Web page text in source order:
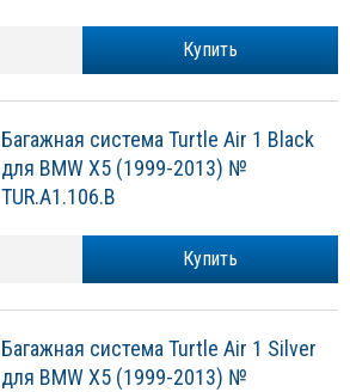
Купить
Багажная система Turtle Air 1 Black
для BMW X5 (1999-2013) №
TUR.A1.106.B
Купить
Багажная система Turtle Air 1 Silver
для BMW X5 (1999-2013) №